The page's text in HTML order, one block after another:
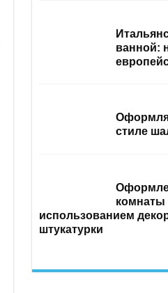
ванной:
стиле
комнаты
использованием
штукатурки